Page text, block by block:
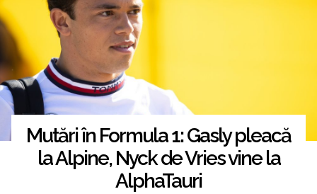
Mutări în Formula 1: Gasly pleacă
la Alpine, Nyck de Vries vine la
AlphaTauri